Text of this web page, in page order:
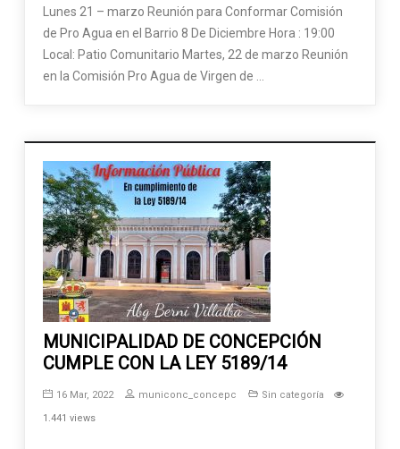
Lunes 21 – marzo Reunión para Conformar Comisión
de Pro Agua en el Barrio 8 De Diciembre Hora : 19:00
Local: Patio Comunitario Martes, 22 de marzo Reunión
en la Comisión Pro Agua de Virgen de …
MUNICIPALIDAD DE CONCEPCIÓN
CUMPLE CON LA LEY 5189/14
16 Mar, 2022 municonc_concepc
Sin categoría
1.441 views